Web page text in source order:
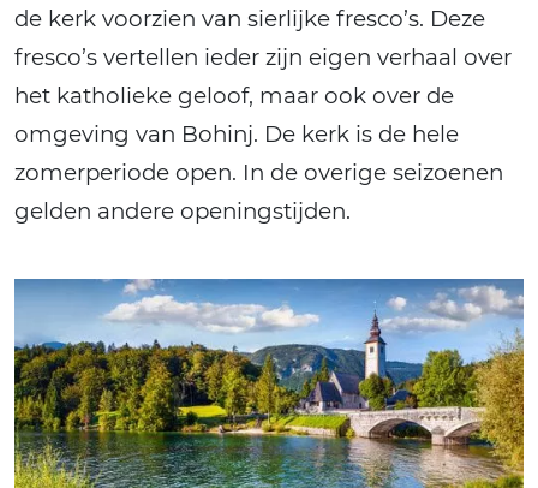
de kerk voorzien van sierlijke fresco’s. Deze
fresco’s vertellen ieder zijn eigen verhaal over
het katholieke geloof, maar ook over de
omgeving van Bohinj. De kerk is de hele
zomerperiode open. In de overige seizoenen
gelden andere openingstijden.